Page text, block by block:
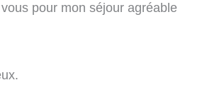
pour mon séjour agréable